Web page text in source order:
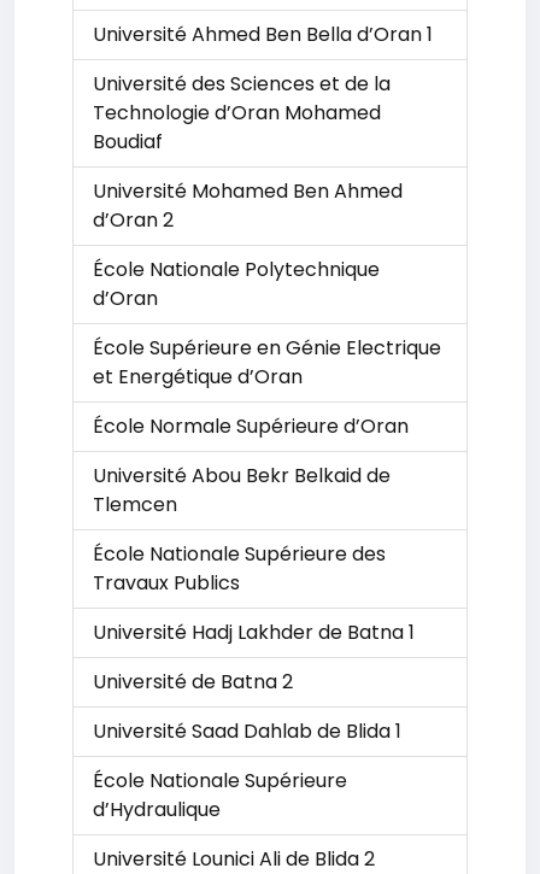
Université Ahmed Ben Bella d’Oran 1
Université des Sciences et de la
Technologie d’Oran Mohamed
Boudiaf
Université Mohamed Ben Ahmed
d’Oran 2
École Nationale Polytechnique
d’Oran
École Supérieure en Génie Electrique
et Energétique d’Oran
École Normale Supérieure d’Oran
Université Abou Bekr Belkaid de
Tlemcen
École Nationale Supérieure des
Travaux Publics
Université Hadj Lakhder de Batna 1
Université de Batna 2
Université Saad Dahlab de Blida 1
École Nationale Supérieure
d’Hydraulique
Université Lounici Ali de Blida 2